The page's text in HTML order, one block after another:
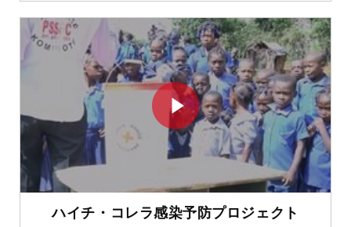
ハイチ・コレラ感染予防プロジェクト